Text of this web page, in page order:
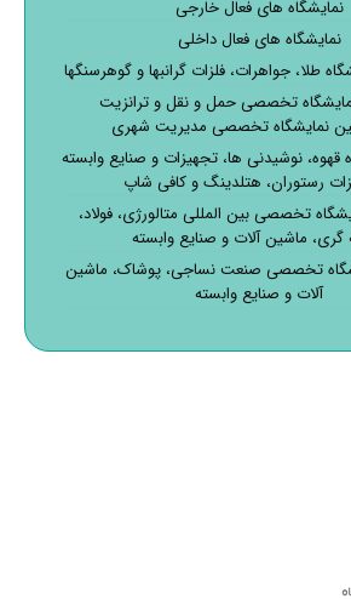
نمایشگاه های فعال خارجی
نمایشگاه های فعال داخلی
طلا، جواهرات، فلزات گرانبها و گوهرسنگها
تخصصی حمل و نقل و ترانزیت
نمایشگاه تخصصی مدیریت شهری
قهوه، نوشیدنی ها، تجهیزات و صنایع وابسته
رستوران، هتلدینگ و کافی شاپ
تخصصی بین المللی متالورژی، فولاد،
گری، ماشین آلات و صنایع وابسته
تخصصی صنعت نساجی، پوشاک، ماشین
آلات و صنایع وابسته